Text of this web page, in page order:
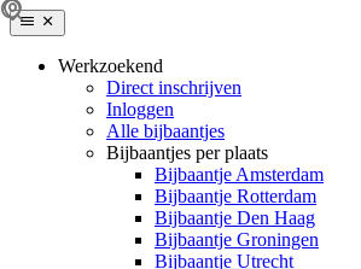
Werkzoekend
Direct inschrijven
Inloggen
Alle bijbaantjes
Bijbaantjes per plaats
Bijbaantje Amsterdam
Bijbaantje Rotterdam
Bijbaantje Den Haag
Bijbaantje Groningen
Bijbaantje Utrecht